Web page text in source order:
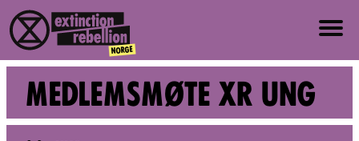
ABOUT US
ABOUT XR NORWAY
MEDLEMSMØTE XR UNG